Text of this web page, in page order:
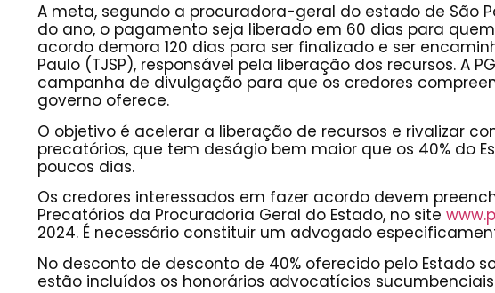
A meta, segundo a procuradora-geral do estado de São
do ano, o pagamento seja liberado em 60 dias para
acordo demora 120 dias para ser finalizado e ser
Paulo (TJSP), responsável pela liberação dos recursos. A
campanha de divulgação para que os credores
governo oferece.
O objetivo é acelerar a liberação de recursos e rivalizar
precatórios, que tem deságio bem maior que os 40% do
poucos dias.
Os credores interessados em fazer acordo devem
Precatórios da Procuradoria Geral do Estado, no site
2024. É necessário constituir um advogado
No desconto de desconto de 40% oferecido pelo Estado
estão incluídos os honorários advocatícios